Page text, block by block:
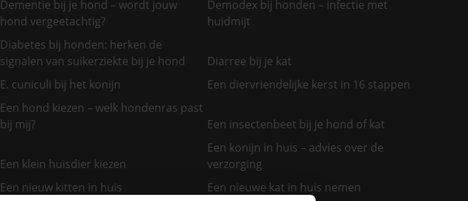
Dementie bij je hond – wordt jouw
hond vergeetachtig?
Demodex bij honden – infectie met
huidmijt
Diabetes bij honden: herken de
signalen van suikerziekte bij je hond
Diarree bij je kat
E. cuniculi bij het konijn
Een diervriendelijke kerst in 16 stappen
Een hond kiezen – welk hondenras past
bij mij?
Een insectenbeet bij je hond of kat
Een klein huisdier kiezen
Een konijn in huis – advies over de
verzorging
Een nieuw kitten in huis
Een nieuwe kat in huis nemen